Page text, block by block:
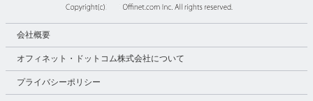
会社概要
オフィネット・ドットコム株式会社について
プライバシーポリシー